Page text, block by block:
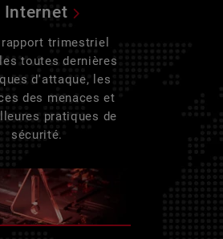
Internet
trimestriel
toutes dernières
d'attaque, les
des menaces et
pratiques de
sécurité.